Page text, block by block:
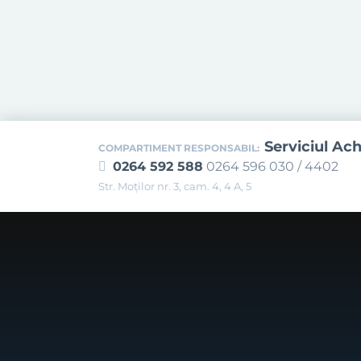
COMPARTIMENT RESPONSABIL: Serviciul
0264 592 588 0264 596 030 / 4402
Str. Moţilor nr. 3, cam. 4, 4 A, 5